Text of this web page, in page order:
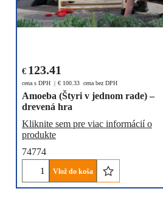
€ 123.41
cena s DPH € 100.33 cena bez DPH
Amoeba (Štyri v jednom rade) –
drevená hra
Kliknite sem pre viac informácií o
produkte
74774
Vlož do koša